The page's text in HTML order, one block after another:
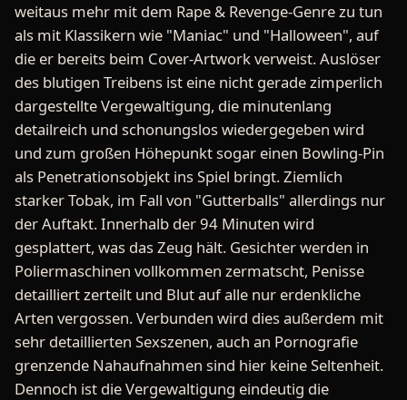
weitaus mehr mit dem Rape & Revenge-Genre zu tun
als mit Klassikern wie "Maniac" und "Halloween", auf
die er bereits beim Cover-Artwork verweist. Auslöser
des blutigen Treibens ist eine nicht gerade zimperlich
dargestellte Vergewaltigung, die minutenlang
detailreich und schonungslos wiedergegeben wird
und zum großen Höhepunkt sogar einen Bowling-Pin
als Penetrationsobjekt ins Spiel bringt. Ziemlich
starker Tobak, im Fall von "Gutterballs" allerdings nur
der Auftakt. Innerhalb der 94 Minuten wird
gesplattert, was das Zeug hält. Gesichter werden in
Poliermaschinen vollkommen zermatscht, Penisse
detailliert zerteilt und Blut auf alle nur erdenkliche
Arten vergossen. Verbunden wird dies außerdem mit
sehr detaillierten Sexszenen, auch an Pornografie
grenzende Nahaufnahmen sind hier keine Seltenheit.
Dennoch ist die Vergewaltigung eindeutig die